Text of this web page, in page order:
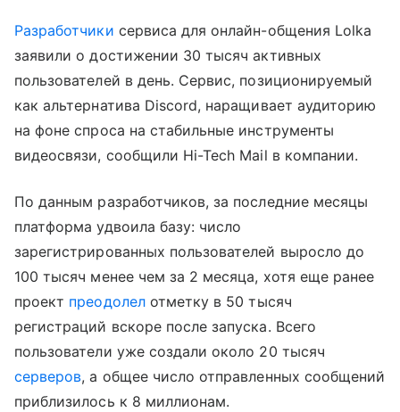
Разработчики сервиса для онлайн-общения Lolka
заявили о достижении 30 тысяч активных
пользователей в день. Сервис, позиционируемый
как альтернатива Discord, наращивает аудиторию
на фоне спроса на стабильные инструменты
видеосвязи, сообщили Hi-Tech Mail в компании.
По данным разработчиков, за последние месяцы
платформа удвоила базу: число
зарегистрированных пользователей выросло до
100 тысяч менее чем за 2 месяца, хотя еще ранее
проект преодолелотметку в 50 тысяч
регистраций вскоре после запуска. Всего
пользователи уже создали около 20 тысяч
серверов, а общее число отправленных сообщений
приблизилось к 8 миллионам.